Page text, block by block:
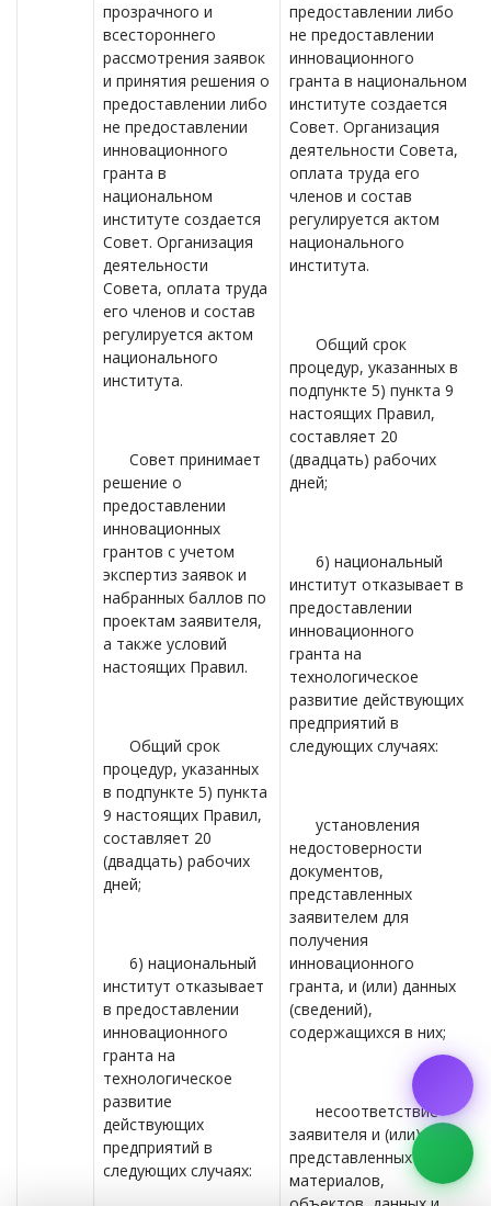
прозрачного и
всестороннего
рассмотрения заявок
и принятия решения о
предоставлении либо
не предоставлении
инновационного
гранта в
национальном
институте создается
Совет. Организация
деятельности
Совета, оплата труда
его членов и состав
регулируется актом
национального
института.
Совет принимает
решение о
предоставлении
инновационных
грантов с учетом
экспертиз заявок и
набранных баллов по
проектам заявителя,
а также условий
настоящих Правил.
Общий срок
процедур, указанных
в подпункте 5) пункта
9 настоящих Правил,
составляет 20
(двадцать) рабочих
дней;
6) национальный
институт отказывает
в предоставлении
инновационного
гранта на
технологическое
развитие
действующих
предприятий в
следующих случаях:
предоставлении либо
не предоставлении
инновационного
гранта в национальном
институте создается
Совет. Организация
деятельности Совета,
оплата труда его
членов и состав
регулируется актом
национального
института.
Общий срок
процедур, указанных в
подпункте 5) пункта 9
настоящих Правил,
составляет 20
(двадцать) рабочих
дней;
6) национальный
институт отказывает в
предоставлении
инновационного
гранта на
технологическое
развитие действующих
предприятий в
следующих случаях:
установления
недостоверности
документов,
представленных
заявителем для
получения
инновационного
гранта, и (или) данных
(сведений),
содержащихся в них;
несоответствие
заявителя и (или)
представленных
материалов,